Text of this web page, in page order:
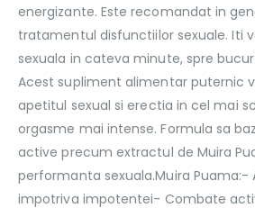
energizante. Este recomandat in
tratamentul disfunctiilor sexuale. Iti
sexuala in cateva minute, spre
Acest supliment alimentar puternic
apetitul sexual si erectia in cel mai
orgasme mai intense. Formula sa
active precum extractul de Muira
performanta sexuala.Muira Puama:-
impotriva impotentei- Combate